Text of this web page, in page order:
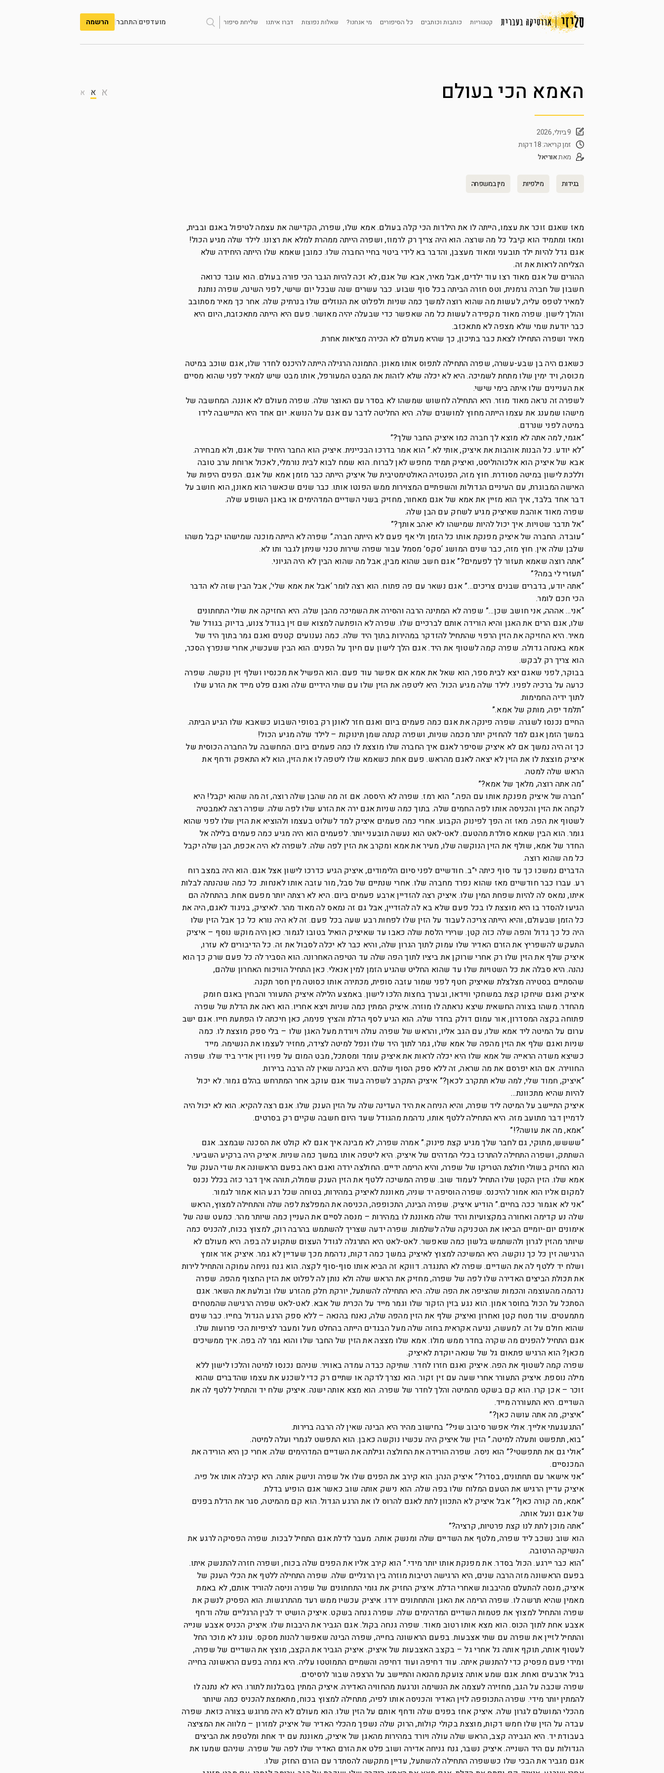
קטגוריות כותבות וכותבים כל הסיפורים מי אנחנו? שאלות נפוצות דברו איתנו שליחת סיפור מועדפים|התחבר| הרשמה
האמא הכי בעולם א א א
9 ביולי, 2026
זמן קריאה: 18 דקות
מאתאוריאל
בגידות מילפיות מין במשפחה
מאז שאגם זוכר את עצמו, הייתה לו את הילדות הכי קלה בעולם. אמא שלו, שפרה, הקדישה את עצמה לטיפול באגם ובבית,
ומאז ומתמיד הוא קיבל כל מה שרצה. הוא היה צריך רק לרמוז, ושפרה הייתה ממהרת למלא את רצונו. לילד שלה מגיע הכול!
אגם גדל להיות ילד תובעני ומאוד מעצבן, והדבר בא לידי ביטוי בחיי החברה שלו. כמובן שאמא שלו הייתה היחידה שלא
הצליחה לראות את זה.
ההורים של אגם מאוד רצו עוד ילדים, אבל מאיר, אבא של אגם, לא זכה להיות הגבר הכי פורה בעולם. הוא עובד כרואה
חשבון של חברה גרמנית, וטס חזרה הביתה בכל סוף שבוע. כבר עשרים שנה שבכל יום שישי, לפני השינה, שפרה נותנת
למאיר לטפס עליה, לעשות מה שהוא רוצה למשך כמה שניות ולפלוט את הנוזלים שלו בנרתיק שלה. אחר כך מאיר מסתובב
והולך לישון. שפרה מאוד מקפידה לעשות כל מה שאפשר כדי שבעלה יהיה מאושר. פעם היא הייתה מתאכזבת, היום היא
כבר יודעת שמי שלא מצפה לא מתאכזב.
מאיר ושפרה התחילו לצאת כבר בתיכון, כך שהיא מעולם לא הכירה מציאות אחרת.
כשאגם היה בן שבע-עשרה, שפרה התחילה לתפוס אותו מאונן. התמונה הרגילה הייתה להיכנס לחדר שלו, אגם שוכב במיטה
מכוסה, ויד ימין שלו מתחת לשמיכה. היא לא יכלה שלא לזהות את המבט המעורפל, אותו מבט שיש למאיר לפני שהוא מסיים
את העניינים שלו איתה בימי שישי.
לשפרה זה נראה מאוד מוזר. היא התחילה לחשוש שמשהו לא בסדר עם האוצר שלה. שפרה מעולם לא אוננה. המחשבה של
מישהו שמענג את עצמו הייתה מחוץ למושגים שלה. היא החליטה לדבר עם אגם על הנושא. יום אחד היא התיישבה לידו
במיטה לפני שנרדם.
“אגמי, למה אתה לא מוצא לך חברה כמו איציק החבר שלך?”
“לא יודע. כל הבנות אוהבות את איציק, אותי לא.” הוא אמר בדרכו הבכיינית. איציק הוא החבר היחיד של אגם, ולא מבחירה.
אבא של איציק הוא אלכוהוליסט, ואיציק תמיד מחפש לאן לברוח. הוא שמח לבוא לבית נורמלי, לאכול ארוחת ערב טובה
וללכת לישון במיטה מסודרת. חוץ מזה, הפנטזיה האולטימטיבית של איציק הייתה כבר מזמן אמא של אגם. הפנים היפות של
האישה המבוגרת, עם העיניים הגדולות והשפתיים המצוירות ממש הפנטו אותו. כבר שנים שכאשר הוא מאונן, הוא חושב על
דבר אחד בלבד, איך הוא מזיין את אמא של אגם מאחור, מחזיק בשני השדיים המדהימים או באגן השופע שלה.
שפרה מאוד אוהבת שאיציק מגיע לשחק עם הבן שלה.
“אל תדבר שטויות. איך יכול להיות שמישהו לא יאהב אותך?”
“עובדה. החברה של איציק מפנקת אותו כל הזמן ולי אף פעם לא הייתה חברה.” שפרה לא הייתה מוכנה שמישהו יקבל משהו
שלבן שלה אין. חוץ מזה, כבר שנים המושג ‘סקס’ מסמל עבור שפרה שירות טכני שניתן לגבר ותו לא.
“אתה רוצה שאמא תעזור לך לפעמים?” אגם חשב שהוא מבין, אבל מה שהוא הבין לא היה הגיוני.
“תעזרי לי במה?”
“אתה יודע, בדברים שבנים צריכים…” אגם נשאר עם פה פתוח. הוא רצה לומר ‘אבל את אמא שלי’, אבל הבין שזה לא הדבר
הכי חכם לומר.
“אני… אההה, אני חושב שכן…” שפרה לא המתינה הרבה והסירה את השמיכה מהבן שלה. היא החזיקה את שולי התחתונים
שלו, אגם הרים את האגן והיא הורידה אותם לברכיים שלו. שפרה לא הופתעה למצוא שם זין בגודל צנוע, בדיוק בגודל של
מאיר. היא החזיקה את הזין הרפוי שהתחיל להזדקר במהירות בתוך היד שלה. כמה נענועים קטנים ואגם גמר בתוך היד של
אמא באנחה גדולה. שפרה קמה לשטוף את היד. אגם הלך לישון עם חיוך על הפנים. הוא הבין שעכשיו, אחרי שנפרץ הסכר,
הוא צריך רק לבקש.
בבוקר, לפני שאגם יצא לבית ספר, הוא שאל את אמא אם אפשר עוד פעם. הוא הפשיל את מכנסיו ושלף זין נוקשה. שפרה
כרעה על ברכיה לפניו. לילד שלה מגיע הכול. היא ליטפה את הזין שלו עם שתי הידיים שלה ואגם פלט מייד את הזרע שלו
לתוך ידיה החמימות.
“תלמד יפה, מותק של אמא.”
החיים נכנסו לשגרה. שפרה פינקה את אגם כמה פעמים ביום ואגם חזר לאונן רק בסופי השבוע כשאבא שלו הגיע הביתה.
במשך הזמן אגם למד להחזיק יותר מכמה שניות, ושפרה קנתה שמן תינוקות – לילד שלה מגיע הכול!
כך זה היה נמשך אם לא איציק שסיפר לאגם איך החברה שלו מוצצת לו כמה פעמים ביום. המחשבה על החברה הכוסית של
איציק מוצצת לו את הזין לא יצאה לאגם מהראש. פעם אחת כשאמא שלו ליטפה לו את הזין, הוא לא התאפק ודחף את
הראש שלה למטה.
“מה אתה רוצה, מלאך של אמא?”
“חברה של איציק מפנקת אותו עם הפה.” הוא רמז. שפרה לא היססה. אם זה מה שהבן שלה רוצה, זה מה שהוא יקבל! היא
לקחה את הזין והכניסה אותו לפה החמים שלה. בתוך כמה שניות אגם ירה את הזרע שלו לפה שלה. שפרה רצה לאמבטיה
לשטוף את הפה. מאז זה הפך לפינוק הקבוע. אחרי כמה פעמים איציק למד לשלוט בעצמו ולהוציא את הזין שלו לפני שהוא
גומר. הוא הבין שאמא סולדת מהטעם. לאט-לאט הוא נעשה תובעני יותר. לפעמים הוא היה מגיע כמה פעמים בלילה אל
החדר של אמא, שולף את הזין הנוקשה שלו, מעיר את אמא ומקרב את הזין לפה שלה. לשפרה לא היה אכפת, הבן שלה יקבל
כל מה שהוא רוצה.
הדברים נמשכו כך עד סוף כיתה י”ב. חודשיים לפני סיום הלימודים, איציק הגיע כדרכו לישון אצל אגם. הוא היה במצב רוח
רע. עברו כבר חודשיים מאז שהוא נפרד מחברה שלו. אחרי שנתיים של סבל, מור עזבה אותו לאנחות. כל כמה שנהנתה לבלות
איתו, נמאס לה להיות שפחת המין שלו. איציק רצה להזדיין ארבע פעמים ביום. היא לא רצתה יותר מפעם אחת. בהתחלה הם
הגיעו להסדר בו היא מוצצת לו בכל פעם שלא בא לה להזדיין, אבל גם זה נמאס לה מאוד מהר. לאיציק, בניגוד לאגם, היה את
כל הזמן שבעולם, והיא הייתה צריכה לעבוד על הזין שלו לפחות רבע שעה בכל פעם. זה לא היה נורא כל כך אבל הזין שלו
היה כל כך גדול והפה שלה כזה קטן. שרירי הלסת שלה כאבו עד שאיציק הואיל בטובו לגמור. כאן היה מוקש נוסף – איציק
התעקש להשפריץ את הזרם האדיר שלו עמוק לתוך הגרון שלה, והיא כבר לא יכלה לסבול את זה. כל הדיבורים לא עזרו,
איציק שלף את הזין שלו רק אחרי שרוקן את ביציו לתוך הפה שלה עד הטיפה האחרונה. הוא הסביר לה כל פעם שרק כך הוא
נהנה. היא סבלה את כל השטויות שלו עד שהוא החליט שהגיע הזמן למין אנאלי. כאן התחיל הוויכוח האחרון שלהם,
שהסתיים בסטירה מצלצלת שאיציק חטף לפני שמור עזבה סופית, מכתירה אותו כסוטה מין חסר תקנה.
איציק ואגם שיחקו קצת במשחקי ווידאו, ובערך בחצות הלכו לישון. באמצע הלילה איציק התעורר והבחין באגם חומק
מהחדר. משהו בצורה החשאית שיצא נראתה לו מוזרה. איציק המתין כמה שניות ויצא אחריו. הוא ראה את הדלת של שפרה
פתוחה בקצה המסדרון, אור עמום דולק בחדר שלה. הוא הגיע לסף הדלת והציץ פנימה, כאן חיכתה לו הפתעת חייו. אגם ישב
ערום על המיטה ליד אמא שלו, עם הגב אליו, והראש של שפרה עולה ויורדת מעל האגן שלו – בלי ספק מוצצת לו. כמה
שניות ואגם שלף את הזין מהפה של אמא שלו, גמר לתוך היד שלו ונפל למיטה לצידה, מחזיר לעצמו את הנשימה. מייד
כשיצא משדה הראייה של אמא שלו היא יכלה לראות את איציק עומד ומסתכל, מבט המום על פניו וזין אדיר ביד שלו. שפרה
החווירה. אם הוא יפרסם את מה שראה, זה ללא ספק הסוף שלהם. היא הבינה שאין לה הרבה ברירות.
“איציק, חמוד שלי, למה שלא תתקרב לכאן?” איציק התקרב לשפרה בעוד אגם עוקב אחר המתרחש בהלם גמור. לא יכול
להיות שהיא מתכוונת…
איציק התיישב על המיטה ליד שפרה, והיא הניחה את היד העדינה שלה על הזין הענק שלו. אגם רצה להקיא. הוא לא יכול היה
לדמיין דבר מתועב מזה. היא התחילה ללטף אותו, נדהמת מהגודל שעד היום חשבה שקיים רק בסרטים.
“אמא, מה את עושה?!”
“שששש, מתוקי, גם לחבר שלך מגיע קצת פינוק.” אמרה שפרה, לא מבינה איך אגם לא קולט את הסכנה שבמצב. אגם
השתתק, ושפרה התחילה להתרכז בכלי המדהים של איציק. היא ליטפה אותו במשך כמה שניות. איציק היה ברקיע השביעי.
הוא החזיק בשולי חולצת הטריקו של שפרה, והיא הרימה ידיים. החולצה ירדה ואגם ראה בפעם הראשונה את שדי הענק של
אמא שלו. הזין הקטן שלו התחיל לעמוד שוב. שפרה המשיכה ללטף את הזין הענק שמולה, תוהה איך דבר כזה בכלל נכנס
למקום אליו הוא אמור להיכנס. שפרה הוסיפה יד שניה, מאוננת לאיציק במהירות, בטוחה שכל רגע הוא אמור לגמור.
“אני לא אגמור ככה בחיים.” הודיע איציק. שפרה הבינה, התכופפה, הכניסה את המפלצת לפה שלה והתחילה למצוץ, הראש
שלה נע קדימה ואחורה במקצועיות והיד שלה מאוננת לו במהירות – מנסה לסיים את העניין כמה שיותר מהר. כמעט שנה של
אימונים יום-יומיים הביאו את הטכניקה שלה לשלמות. שפרה ידעה שצריך להשתמש בהרבה רוק, למצוץ בכוח, להכניס כמה
שיותר מהזין לגרון ולהשתמש בלשון כמה שאפשר. לאט-לאט היא התרגלה לגודל העצום שתקוע לה בפה. היא מעולם לא
הרגישה זין כל כך נוקשה. היא המשיכה למצוץ לאיציק במשך כמה דקות, נדהמת מכך שעדיין לא גמר. איציק אזר אומץ
ושלח יד ללטף לה את השדיים. שפרה לא התנגדה. דווקא זה הביא אותו סוף-סוף לקצה. הוא גנח גניחה עמוקה והתחיל לירות
את תכולת הביצים האדירה שלו לפה של שפרה, מחזיק את הראש שלה ולא נותן לה לפלוט את הזין החצוף מהפה. שפרה
נדהמה מהעוצמה והכמות שהציפה את הפה שלה. היא התחילה להשתעל, יורקת חלק מהזרע שלו ובולעת את השאר. אגם
הסתכל על הכול בחוסר אמון. הוא נגע בזין הזקור שלו וגמר מייד על הכרית של אבא. לאט-לאט שפרה הרגישה שהמטחים
מתמעטים. עוד מטח קטן ואחרון ואיציק שלף את הזין מהפה שלה, נאנח בהנאה – ללא ספק הרגע הגדול בחייו. כבר שנים
שהוא חולם על זה. למעשה, נגיעה אקראית בחזה שלה מעל הבגדים הייתה בהחלט מעל ומעבר לציפיות הכי פרועות שלו.
אגם התחיל להפנים מה שקרה בחדר ממש מולו. אמא שלו מצצה את הזין של החבר שלו והוא גמר לה בפה. איך ממשיכים
מכאן? הוא הרגיש פתאום גל של שנאה יוקדת לאיציק.
שפרה קמה לשטוף את הפה. איציק ואגם חזרו לחדר. שתיקה כבדה עמדה באוויר. שניהם נכנסו למיטה והלכו לישון ללא
מילה נוספת. איציק התעורר אחרי שעה עם זין זקור. הוא נצרך לדקה או שתיים רק כדי לשכנע את עצמו שהדברים שהוא
זוכר – אכן קרו. הוא קם בשקט מהמיטה והלך לחדר של שפרה. הוא מצא אותה ישנה. איציק שלח יד והתחיל ללטף לה את
השדיים. היא התעוררה מייד.
“איציק, מה אתה עושה כאן?”
“התגעגעתי אלייך. אולי אפשר סיבוב שני?” בחישוב מהיר היא הבינה שאין לה הרבה ברירות.
“בוא, תתפשט ותעלה למיטה.” הזין של איציק היה עכשיו נוקשה כאבן. הוא התפשט לגמרי ועלה למיטה.
“אולי גם את תתפשטי?” הוא ניסה. שפרה הורידה את החולצה וגילתה את השדיים המדהימים שלה. אחרי כן היא הורידה את
המכנסיים.
“אני אישאר עם תחתונים, בסדר?” איציק הנהן. הוא קירב את הפנים שלו אל שפרה ונישק אותה. היא קיבלה אותו אל פיה.
איציק עדיין הרגיש את הטעם המלוח שלו בפה שלה. הוא נישק אותה שוב כאשר אגם הופיע בדלת.
“אמא, מה קורה כאן?” אבל איציק לא התכוון לתת לאגם להרוס לו את הרגע הגדול. הוא קם מהמיטה, סגר את הדלת בפנים
של אגם ונעל אותה.
“אתה מוכן לתת לנו קצת פרטיות, קרציה?”
הוא שוב נשכב ליד שפרה, מלטף את השדיים שלה ומנשק אותה. מעבר לדלת אגם התחיל לבכות. שפרה הפסיקה לרגע את
הנשיקה הרטובה.
“הוא כבר יירגע. הכול בסדר. את מפנקת אותו יותר מידי.” הוא קירב אליו את הפנים שלה בכוח, ושפרה חזרה להתנשק איתו.
בפעם הראשונה מזה הרבה שנים, היא הרגישה רטיבות מוזרה בין הרגליים שלה. שפרה התחילה ללטף את הכלי הענק של
איציק, מנסה להתעלם מהיבבות שאחרי הדלת. איציק החזיק את גומי התחתונים של שפרה וניסה להוריד אותם, לא באמת
מאמין שהיא תרשה לו. שפרה הרימה את האגן והתחתונים ירדו. איציק עכשיו ממש רעד מהתרגשות. הוא הפסיק לנשק את
שפרה והתחיל למצוץ את פטמות השדיים המדהימים שלה. שפרה גנחה בשקט. איציק הושיט יד לבין הרגליים שלה ודחף
אצבע אחת לתוך הכוס. הוא מצא אותו רטוב מאוד. שפרה גנחה בקול. אגם הגביר את היבבות שלו. איציק הכניס אצבע שנייה
והתחיל לזיין את שפרה עם שתי אצבעות. בפעם הראשונה בחייה, שפרה הבינה שאפשר להנות מסקס. עונג לא מוכר החל
לעטוף אותה, תוקף אותה גל אחרי גל – בקצב האצבעות של איציק. איציק הגביר את הקצב, מוצץ את השדיים של שפרה,
ומידי פעם מפסיק כדי להתנשק איתה. עוד דחיפה ועוד דחיפה והשמיים התמוטטו עליה. היא גמרה בפעם הראשונה בחייה
בגיל ארבעים ואחת. אגם שמע אותה צועקת מהנאה והתיישב על הרצפה שבור לרסיסים.
שפרה שכבה על הגב, מחזירה לעצמה את הנשימה ונרגעת מהחוויה האדירה. איציק המתין בסבלנות לתורו. היא לא נתנה לו
להמתין יותר מידי. שפרה התכופפה לזין האדיר והכניסה אותו לפיה, מתחילה למצוץ בכוח, מתאמצת להכניס כמה שיותר
מהכלי המושלם לגרון שלה. איציק אחז בפנים שלה ודחף אותם על הזין שלו. הוא מעולם לא היה מרוגש בצורה כזאת. שפרה
עבדה על הזין שלו חמש דקות, מוצצת בקולי קולות, הרוק שלה נשפך מהכלי האדיר של איציק למזרון – מלווה את המציצה
בעבודת יד. היא הגבירה קצב, הראש שלה עולה ויורד במהירות מהאגן של איציק, מאוננת עם יד אחת ומלטפת את הביצים
הגדולות עם היד השנייה. איציק נשבר, גנח גניחה אדירה ושוב פלט את הזרם האדיר שלו לפה של שפרה. שניהם שמעו את
אגם מגביר את הבכי שלו כששפרה התחילה להשתעל, עדיין מתקשה להסתדר עם הזרם החזק שלו.